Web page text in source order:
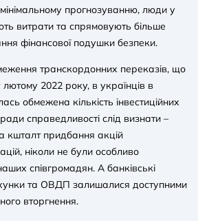
мінімальному прогнозуванню, люди у
витрати та спрямовують більше
фінансової подушки безпеки.
транскордонних переказів, що
2022 року, в українців в
обмежена кількість інвестиційних
справедливості слід визнати –
кшталт придбання акцій
ніколи не були особливо
співгромадян. А банківські
та ОВДП залишалися доступними
вторгнення.